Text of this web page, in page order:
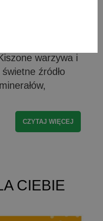
lub
kiszonki w
mocy – żywe i
warzywa i
źródło
CZYTAJ WIĘCEJ
CIEBIE